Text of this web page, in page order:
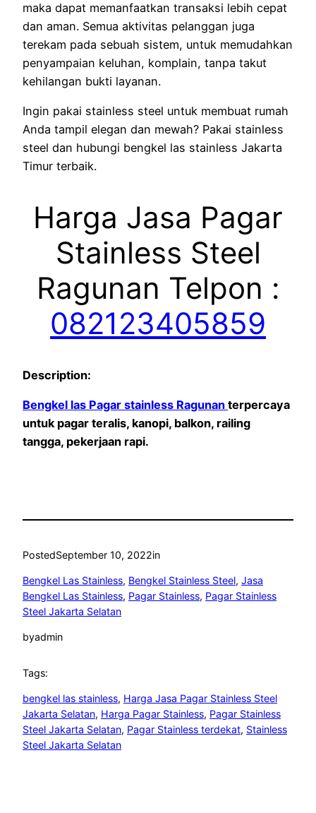
maka dapat memanfaatkan transaksi lebih cepat
dan aman. Semua aktivitas pelanggan juga
terekam pada sebuah sistem, untuk memudahkan
penyampaian keluhan, komplain, tanpa takut
kehilangan bukti layanan.
Ingin pakai stainless steel untuk membuat rumah
Anda tampil elegan dan mewah? Pakai stainless
steel dan hubungi bengkel las stainless Jakarta
Timur terbaik.
Harga Jasa Pagar
Stainless Steel
Ragunan Telpon :
082123405859
Description:
Bengkel las Pagar stainless Ragunan terpercaya
untuk pagar teralis, kanopi, balkon, railing
tangga, pekerjaan rapi.
PostedSeptember 10, 2022in
Bengkel Las Stainless, Bengkel Stainless Steel, Jasa
Bengkel Las Stainless, Pagar Stainless, Pagar Stainless
Steel Jakarta Selatan
byadmin
Tags:
bengkel las stainless, Harga Jasa Pagar Stainless Steel
Jakarta Selatan, Harga Pagar Stainless, Pagar Stainless
Steel Jakarta Selatan, Pagar Stainless terdekat, Stainless
Steel Jakarta Selatan